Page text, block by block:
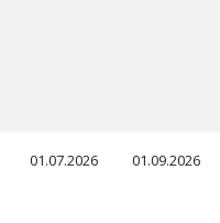
01.07.2026 01.09.2026